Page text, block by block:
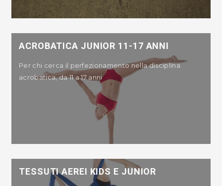
ACROBATICA JUNIOR 11-17 ANNI
Per chi cerca il perfezionamento nella disciplina
acrobatica, da 11 a 17 anni
TESSUTI AEREI KIDS E JUNIOR